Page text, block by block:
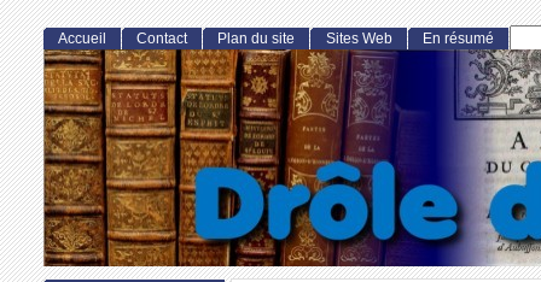
Accueil Contact Plan du site Sites Web En résumé